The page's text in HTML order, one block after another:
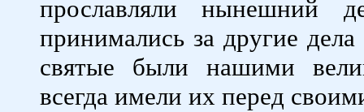
прославляли нынешний
принимались за другие
святые были нашими
всегда имели их перед